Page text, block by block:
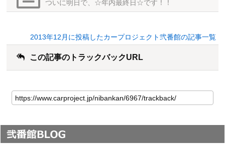
ついに明日で、☆年内最終日☆です！！
2013年12月に投稿したカープロジェクト弐番館の記事一覧
この記事のトラックバックURL